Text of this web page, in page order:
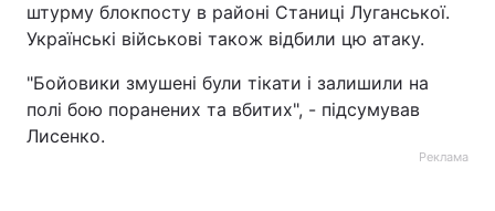
штурму блокпосту в районі Станиці Луганської.
Українські військові також відбили цю атаку.
"Бойовики змушені були тікати і залишили на
полі бою поранених та вбитих", - підсумував
Лисенко.
Реклама